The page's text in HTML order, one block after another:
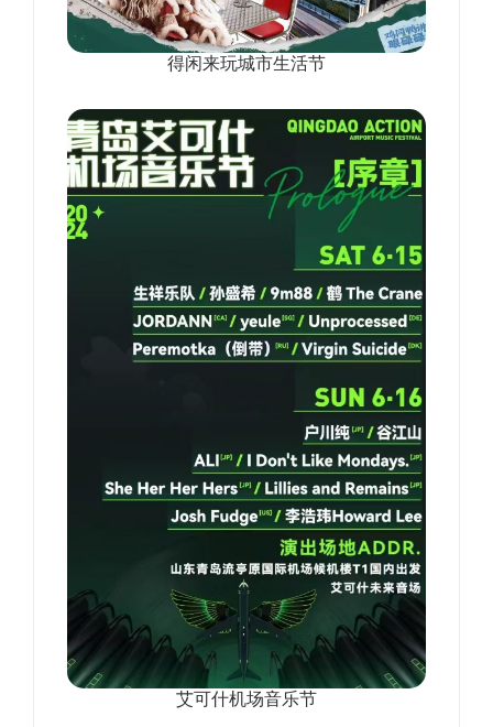
得闲来玩城市生活节
艾可什机场音乐节